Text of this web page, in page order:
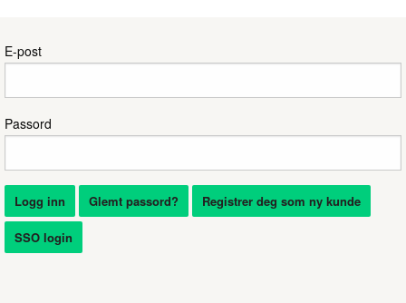
Logg inn
E-post
Passord
Logg inn Glemt passord? Registrer deg som ny kunde
SSO login